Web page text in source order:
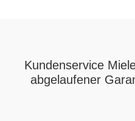
Kundenservice
abgelaufener